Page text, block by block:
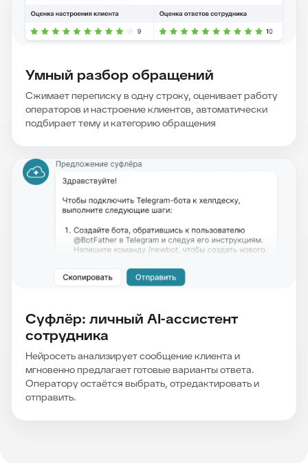
Умный разбор обращений
Сжимает переписку в одну строку, оценивает работу
операторов и настроение клиентов, автоматически
подбирает тему и категорию обращения
Суфлёр: личный AI-ассистент
сотрудника
Нейросеть анализирует сообщение клиента и
мгновенно предлагает готовые варианты ответа.
Оператору остаётся выбрать, отредактировать и
отправить.